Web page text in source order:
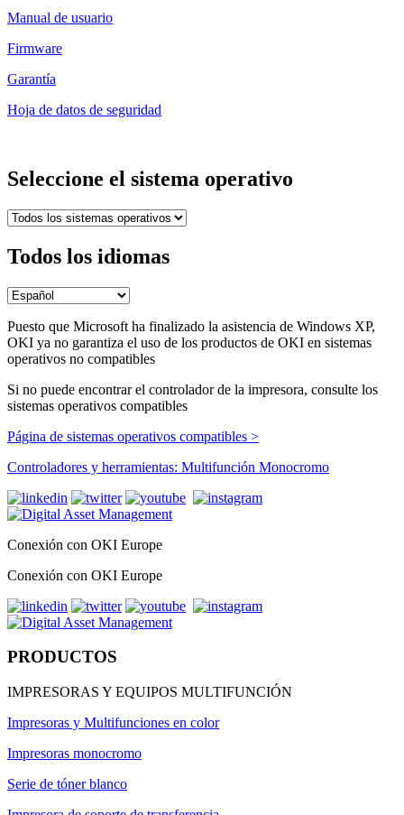
Manual de usuario
Firmware
Garantía
Hoja de datos de seguridad
Seleccione el sistema operativo
Todos los idiomas
Puesto que Microsoft ha finalizado la asistencia de Windows XP,
OKI ya no garantiza el uso de los productos de OKI en sistemas
operativos no compatibles
Si no puede encontrar el controlador de la impresora, consulte los
sistemas operativos compatibles
Página de sistemas operativos compatibles >
Controladores y herramientas: Multifunción Monocromo
Conexión con OKI Europe
Conexión con OKI Europe
PRODUCTOS
IMPRESORAS Y EQUIPOS MULTIFUNCIÓN
Impresoras y Multifunciones en color
Impresoras monocromo
Serie de tóner blanco